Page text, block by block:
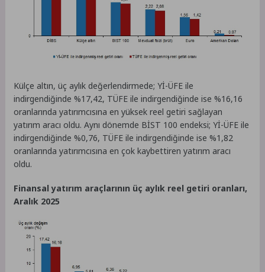
Külçe altın, üç aylık değerlendirmede; Yİ-ÜFE ile
indirgendiğinde %17,42, TÜFE ile indirgendiğinde ise %16,16
oranlarında yatırımcısına en yüksek reel getiri sağlayan
yatırım aracı oldu. Aynı dönemde BİST 100 endeksi; Yİ-ÜFE ile
indirgendiğinde %0,76, TÜFE ile indirgendiğinde ise %1,82
oranlarında yatırımcısına en çok kaybettiren yatırım aracı
oldu.
Finansal yatırım araçlarının üç aylık reel getiri oranları,
Aralık 2025